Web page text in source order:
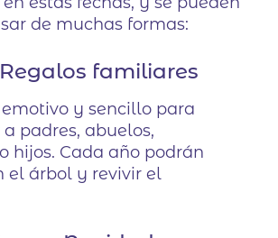
de muchas formas:
Regalos familiares
y sencillo para
padres, abuelos,
hijos. Cada año podrán
el árbol y revivir el